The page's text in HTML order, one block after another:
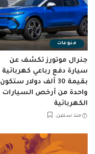
منوعات
جنرال موتورز تكشف عن
سيارة دفع رباعي كهربائية
بقيمة 30 ألف دولار ستكون
واحدة من أرخص السيارات
الكهربائية
منذ سنتين